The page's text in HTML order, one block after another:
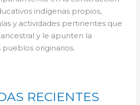
indígenas propios,
y actividades pertinentes que
y le apunten la
originarios.
RECIENTES